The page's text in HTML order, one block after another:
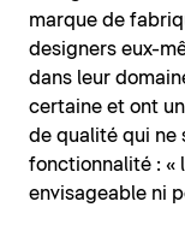
marque de
designers eux-
dans leur
certaine et ont
de qualité qui ne
fonctionnalité : «
envisageable ni